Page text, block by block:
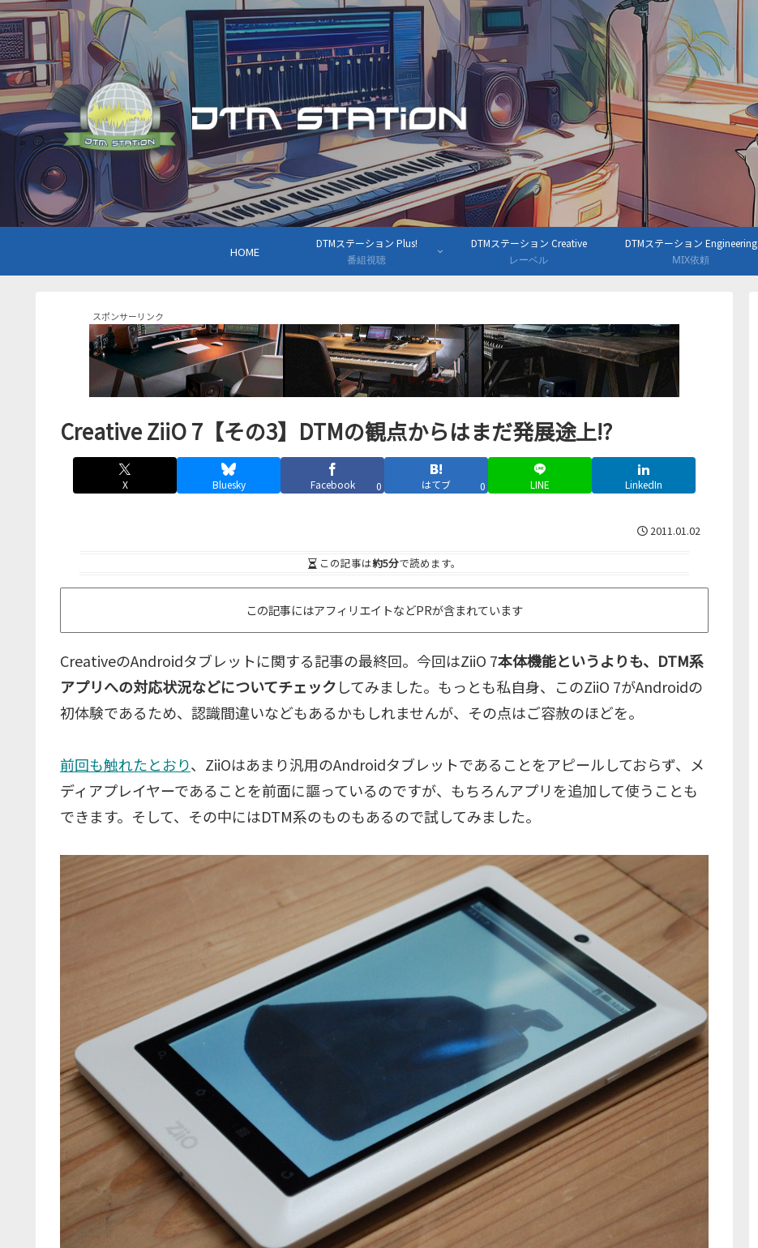
HOME
DTMステーション Plus!
番組視聴
DTMステーション Creative
レーベル
DTMステーション Engineering
MIX依頼
スポンサーリンク
Creative ZiiO 7【その3】DTMの観点からはまだ発展途上!?
X Bluesky Facebook 0 はてブ 0 LINE LinkedIn
2011.01.02
この記事は約5分で読めます。
この記事にはアフィリエイトなどPRが含まれています
CreativeのAndroidタブレットに関する記事の最終回。今回はZiiO 7本体機能というよりも、DTM系
アプリへの対応状況などについてチェックしてみました。もっとも私自身、このZiiO 7がAndroidの
初体験であるため、認識間違いなどもあるかもしれませんが、その点はご容赦のほどを。
前回も触れたとおり、ZiiOはあまり汎用のAndroidタブレットであることをアピールしておらず、メ
ディアプレイヤーであることを前面に謳っているのですが、もちろんアプリを追加して使うことも
できます。そして、その中にはDTM系のものもあるので試してみました。